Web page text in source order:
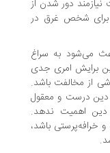
دور شدن از
شخص غرق در
به سراغ
امری جدی
باشد.
و معقول
ندهد.
باشد،